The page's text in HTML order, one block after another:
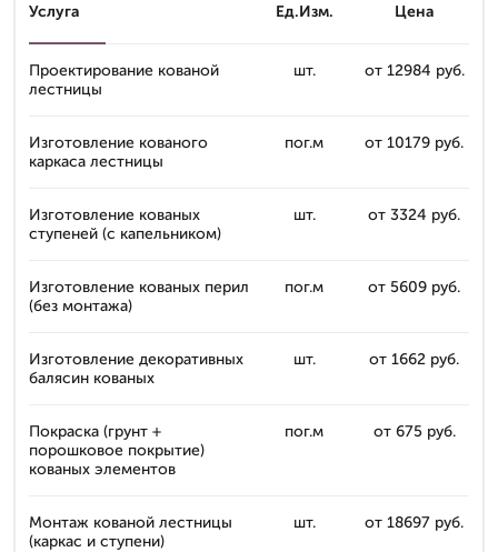
Услуга Ед.Изм. Цена
Проектирование кованой
лестницы
шт. от 12984 руб.
Изготовление кованого
каркаса лестницы
пог.м от 10179 руб.
Изготовление кованых
ступеней (с капельником)
шт. от 3324 руб.
Изготовление кованых перил
(без монтажа)
пог.м от 5609 руб.
Изготовление декоративных
балясин кованых
шт. от 1662 руб.
Покраска (грунт +
порошковое покрытие)
кованых элементов
пог.м от 675 руб.
Монтаж кованой лестницы
(каркас и ступени)
шт. от 18697 руб.